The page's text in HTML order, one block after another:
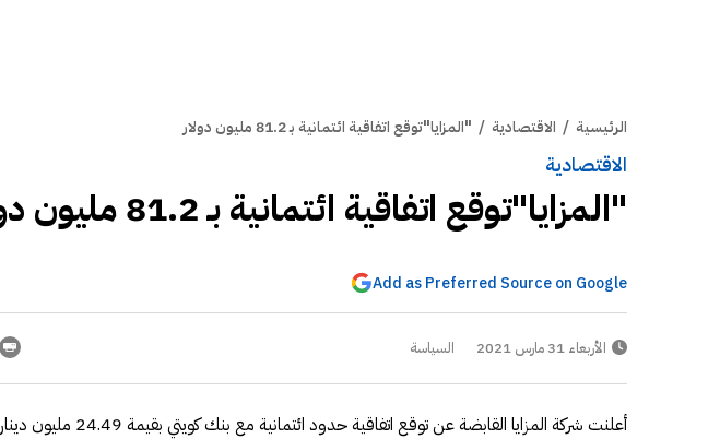
الرئيسية / الاقتصادية / "المزايا"توقع اتفاقية ائتمانية بـ 81.2 مليون دولار
الاقتصادية
"المزايا"توقع اتفاقية ائتمانية بـ 81.2 مليون دولار
Add as Preferred Source on Google
الأربعاء 31 مارس 2021 السياسة
أعلنت شركة المزايا القابضة عن توقع اتفاقية حدود ائتمانية مع بنك كويتي بقيمة 24.49 مليون دينار